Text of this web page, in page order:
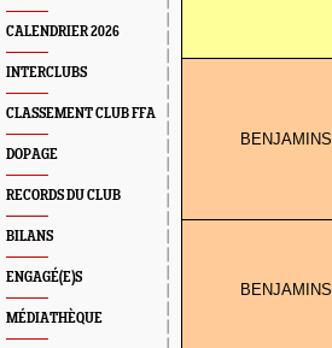
CALENDRIER 2026
INTERCLUBS
CLASSEMENT CLUB FFA
DOPAGE
RECORDS DU CLUB
BILANS
ENGAGÉ(E)S
MÉDIATHÈQUE
BENJAMINS
BENJAMINS